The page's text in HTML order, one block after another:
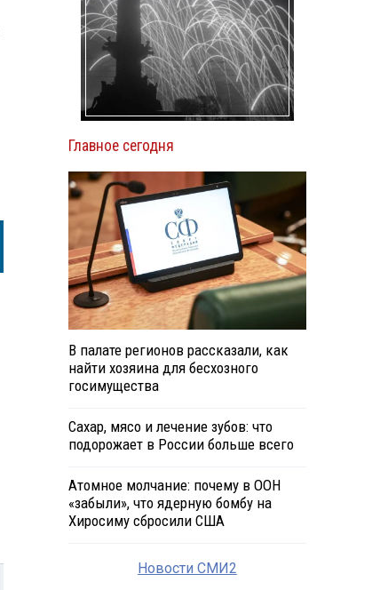
Главное сегодня
В палате регионов рассказали, как
найти хозяина для бесхозного
госимущества
Сахар, мясо и лечение зубов: что
подорожает в России больше всего
Атомное молчание: почему в ООН
«забыли», что ядерную бомбу на
Хиросиму сбросили США
Новости СМИ2